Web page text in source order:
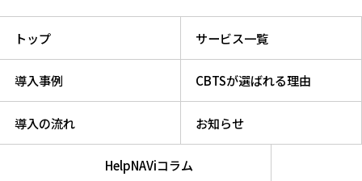
トップ サービス一覧
導入事例 CBTSが選ばれる理由
導入の流れ お知らせ
HelpNAViコラム